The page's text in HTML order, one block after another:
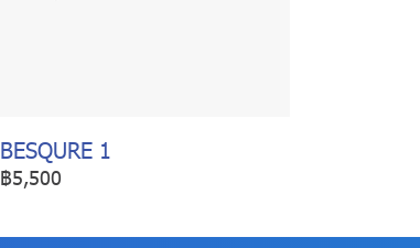
BESQURE 1
฿5,500